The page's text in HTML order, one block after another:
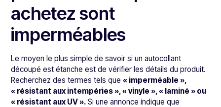
achetez sont
imperméables
Le moyen le plus simple de savoir si un autocollant
découpé est étanche est de vérifier les détails du produit.
Recherchez des termes tels que« imperméable »,
« résistant aux intempéries », « vinyle », « laminé » ou
« résistant aux UV ». Si une annonce indique que